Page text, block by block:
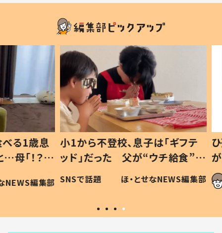
歳息
？」
編集部
小1から不登校、息子は「ギフテ
ッド」だった 父が“ウチ給食”を
作り続ける理由とは #令和の親
#令和の子
SNSで話題 ほ・とせなNEWS編集部
ひ孫
が、
「涙が
い」